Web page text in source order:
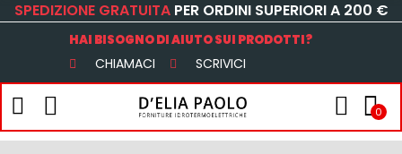
SPEDIZIONE GRATUITA PER ORDINI SUPERIORI A 200 €
HAI BISOGNO DI AIUTO SUI PRODOTTI?
CHIAMACI SCRIVICI
0